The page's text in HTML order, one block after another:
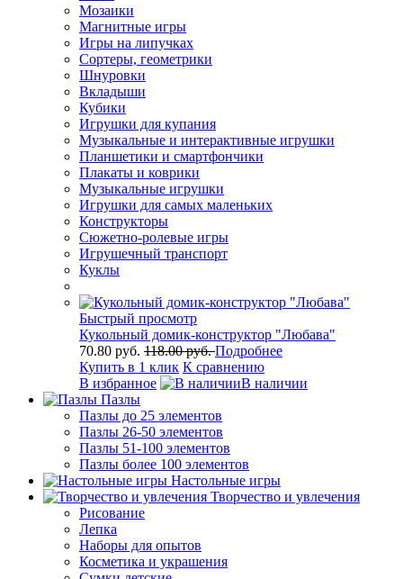
Мозаики
Магнитные игры
Игры на липучках
Сортеры, геометрики
Шнуровки
Вкладыши
Кубики
Игрушки для купания
Музыкальные и интерактивные игрушки
Планшетики и смартфончики
Плакаты и коврики
Музыкальные игрушки
Игрушки для самых маленьких
Конструкторы
Сюжетно-ролевые игры
Игрушечный транспорт
Куклы
Быстрый просмотр
Кукольный домик-конструктор "Любава"
70.80 руб. 118.00 руб.Подробнее
Купить в 1 клик К сравнению
В избранное
В наличии
Пазлы
Пазлы до 25 элементов
Пазлы 26-50 элементов
Пазлы 51-100 элементов
Пазлы более 100 элементов
Настольные игры
Творчество и увлечения
Рисование
Лепка
Наборы для опытов
Косметика и украшения